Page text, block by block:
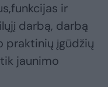
ir
darbą, darbą
praktinių įgūdžių
jaunimo